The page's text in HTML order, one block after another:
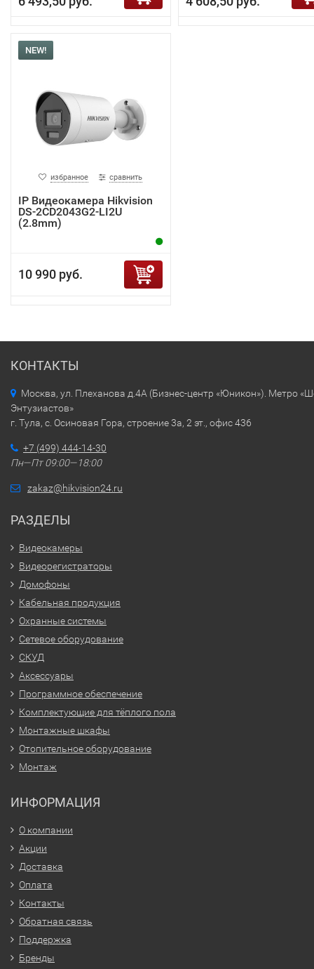
NEW!
избранное сравнить
IP Видеокамера Hikvision
DS-2CD2043G2-LI2U
(2.8mm)
10 990 руб.
КОНТАКТЫ
Москва, ул. Плеханова д.4А (Бизнес-центр «Юникон»). Метро
Энтузиастов»
г. Тула, с. Осиновая Гора, строение 3а, 2 эт., офис 436
+7 (499) 444-14-30
Пн—Пт 09:00—18:00
zakaz@hikvision24.ru
РАЗДЕЛЫ
Видеокамеры
Видеорегистраторы
Домофоны
Кабельная продукция
Охранные системы
Сетевое оборудование
СКУД
Аксессуары
Программное обеспечение
Комплектующие для тёплого пола
Монтажные шкафы
Отопительное оборудование
Монтаж
ИНФОРМАЦИЯ
О компании
Акции
Доставка
Оплата
Контакты
Обратная связь
Поддержка
Бренды